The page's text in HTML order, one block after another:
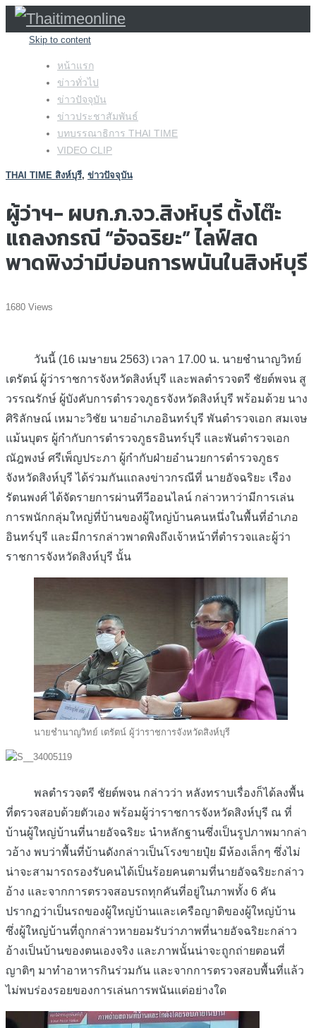
Skip to content
หน้าแรก
ข่าวทั่วไป
ข่าวปัจจุบัน
ข่าวประชาสัมพันธ์
บทบรรณาธิการ THAI TIME
VIDEO CLIP
THAI TIME สิงห์บุรี, ข่าวปัจจุบัน
ผู้ว่าฯ- ผบก.ภ.จว.สิงห์บุรี ตั้งโต๊ะ
แถลงกรณี “อัจฉริยะ” ไลฟ์สด
พาดพิงว่ามีบ่อนการพนันในสิงห์บุรี
1680 Views
วันนี้ (16 เมษายน 2563) เวลา 17.00 น. นายชำนาญวิทย์
เตรัตน์ ผู้ว่าราชการจังหวัดสิงห์บุรี และพลตำรวจตรี ชัยต์พจน สู
วรรณรักษ์ ผู้บังคับการตำรวจภูธรจังหวัดสิงห์บุรี พร้อมด้วย นาง
ศิริลักษณ์ เหมาะวิชัย นายอำเภออินทร์บุรี พันตำรวจเอก สมเจษ
แม้นบุตร ผู้กำกับการตำรวจภูธรอินทร์บุรี และพันตำรวจเอก
ณัฎพงษ์ ศรีเพ็ญประภา ผู้กำกับฝ่ายอำนวยการตำรวจภูธร
จังหวัดสิงห์บุรี ได้ร่วมกันแถลงข่าวกรณีที่ นายอัจฉริยะ เรือง
รัตนพงศ์ ได้จัดรายการผ่านทีวีออนไลน์ กล่าวหาว่ามีการเล่น
การพนักกลุ่มใหญ่ที่บ้านของผู้ใหญ่บ้านคนหนึ่งในพื้นที่อำเภอ
อินทร์บุรี และมีการกล่าวพาดพิงถึงเจ้าหน้าที่ตำรวจและผู้ว่า
ราชการจังหวัดสิงห์บุรี นั้น
นายชำนาญวิทย์ เตรัตน์ ผู้ว่าราชการจังหวัดสิงห์บุรี
พลตำรวจตรี ชัยต์พจน กล่าวว่า หลังทราบเรื่องก็ได้ลงพื้น
ที่ตรวจสอบด้วยตัวเอง พร้อมผู้ว่าราชการจังหวัดสิงห์บุรี ณ ที่
บ้านผู้ใหญ่บ้านที่นายอัจฉริยะ นำหลักฐานซึ่งเป็นรูปภาพมากล่า
วอ้าง พบว่าพื้นที่บ้านดังกล่าวเป็นโรงขายปุ๋ย มีห้องเล็กๆ ซึ่งไม่
น่าจะสามารถรองรับคนได้เป็นร้อยคนตามที่นายอัจฉริยะกล่าว
อ้าง และจากการตรวจสอบรถทุกคันที่อยู่ในภาพทั้ง 6 คัน
ปรากฏว่าเป็นรถของผู้ใหญ่บ้านและเครือญาติของผู้ใหญ่บ้าน
ซึ่งผู้ใหญ่บ้านที่ถูกกล่าวหายอมรับว่าภาพที่นายอัจฉริยะกล่าว
อ้างเป็นบ้านของตนเองจริง และภาพนั้นน่าจะถูกถ่ายตอนที่
ญาติๆ มาทำอาหารกินร่วมกัน และจากการตรวจสอบพื้นที่แล้ว
ไม่พบร่องรอยของการเล่นการพนันแต่อย่างใด